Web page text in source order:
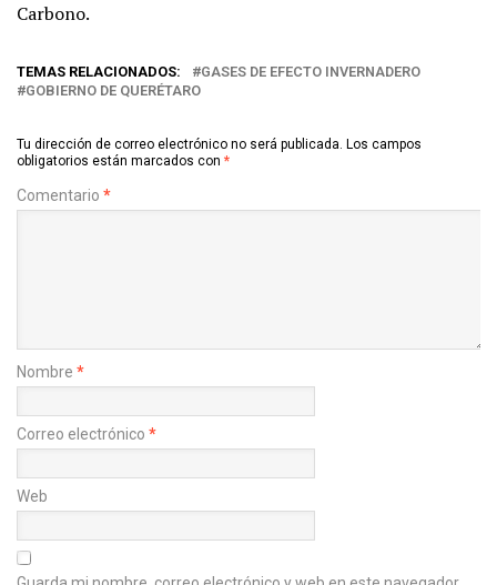
Carbono.
TEMAS RELACIONADOS:
GASES DE EFECTO INVERNADERO
GOBIERNO DE QUERÉTARO
Tu dirección de correo electrónico no será publicada. Los campos
obligatorios están marcados con *
Comentario *
Nombre *
Correo electrónico *
Web